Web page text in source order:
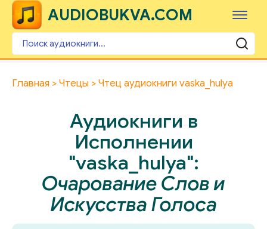
AUDIOBUKVA.COM
Главная Чтецы Чтец аудиокниги vaska_hulya
Аудиокниги в
Исполнении
"vaska_hulya":
Очарование Слов и
Искусства Голоса